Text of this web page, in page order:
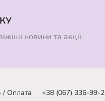
новини та акції.
/ Оплата +38 (067) 336-99-